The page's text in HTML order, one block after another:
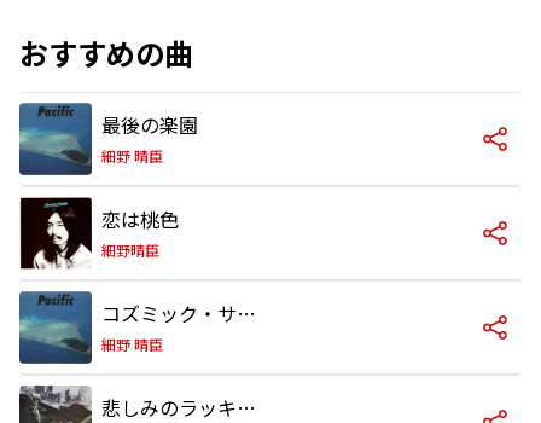
おすすめの曲
最後の楽園
細野 晴臣
恋は桃色
細野晴臣
コズミック・サーフィン
細野 晴臣
悲しみのラッキースター